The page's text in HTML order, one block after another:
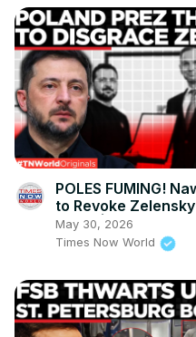
POLES FUMING!
to Revoke
Honor| Times Now
May 30, 2026
Times Now World